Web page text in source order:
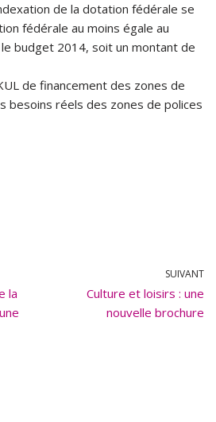
de la dotation fédérale se
fédérale au moins égale au
budget 2014, soit un montant de
de financement des zones de
besoins réels des zones de polices
la
SUIVANT
Culture et loisirs : une
nouvelle brochure